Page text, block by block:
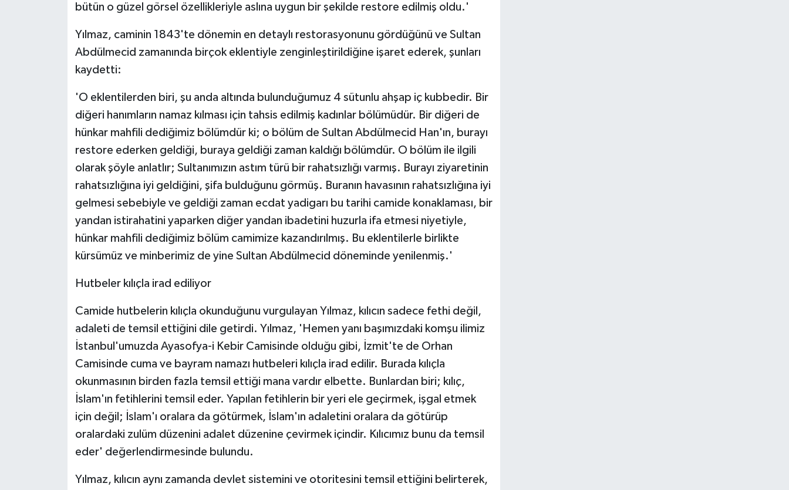
bütün o güzel görsel özellikleriyle aslına uygun bir şekilde restore edilmiş oldu.'
Yılmaz, caminin 1843'te dönemin en detaylı restorasyonunu gördüğünü ve Sultan
Abdülmecid zamanında birçok eklentiyle zenginleştirildiğine işaret ederek, şunları
kaydetti:
'O eklentilerden biri, şu anda altında bulunduğumuz 4 sütunlu ahşap iç kubbedir. Bir
diğeri hanımların namaz kılması için tahsis edilmiş kadınlar bölümüdür. Bir diğeri de
hünkar mahfili dediğimiz bölümdür ki; o bölüm de Sultan Abdülmecid Han'ın, burayı
restore ederken geldiği, buraya geldiği zaman kaldığı bölümdür. O bölüm ile ilgili
olarak şöyle anlatlır; Sultanımızın astım türü bir rahatsızlığı varmış. Burayı ziyaretinin
rahatsızlığına iyi geldiğini, şifa bulduğunu görmüş. Buranın havasının rahatsızlığına iyi
gelmesi sebebiyle ve geldiği zaman ecdat yadigarı bu tarihi camide konaklaması, bir
yandan istirahatini yaparken diğer yandan ibadetini huzurla ifa etmesi niyetiyle,
hünkar mahfili dediğimiz bölüm camimize kazandırılmış. Bu eklentilerle birlikte
kürsümüz ve minberimiz de yine Sultan Abdülmecid döneminde yenilenmiş.'
Hutbeler kılıçla irad ediliyor
Camide hutbelerin kılıçla okunduğunu vurgulayan Yılmaz, kılıcın sadece fethi değil,
adaleti de temsil ettiğini dile getirdi. Yılmaz, 'Hemen yanı başımızdaki komşu ilimiz
İstanbul'umuzda Ayasofya-i Kebir Camisinde olduğu gibi, İzmit'te de Orhan
Camisinde cuma ve bayram namazı hutbeleri kılıçla irad edilir. Burada kılıçla
okunmasının birden fazla temsil ettiği mana vardır elbette. Bunlardan biri; kılıç,
İslam'ın fetihlerini temsil eder. Yapılan fetihlerin bir yeri ele geçirmek, işgal etmek
için değil; İslam'ı oralara da götürmek, İslam'ın adaletini oralara da götürüp
oralardaki zulüm düzenini adalet düzenine çevirmek içindir. Kılıcımız bunu da temsil
eder' değerlendirmesinde bulundu.
Yılmaz, kılıcın aynı zamanda devlet sistemini ve otoritesini temsil ettiğini belirterek,